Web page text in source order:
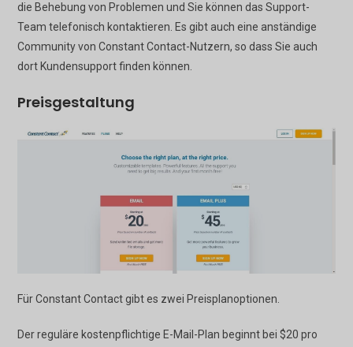
die Behebung von Problemen und Sie können das Support-
Team telefonisch kontaktieren. Es gibt auch eine anständige
Community von Constant Contact-Nutzern, so dass Sie auch
dort Kundensupport finden können.
Preisgestaltung
Für Constant Contact gibt es zwei Preisplanoptionen.
Der reguläre kostenpflichtige E-Mail-Plan beginnt bei $20 pro